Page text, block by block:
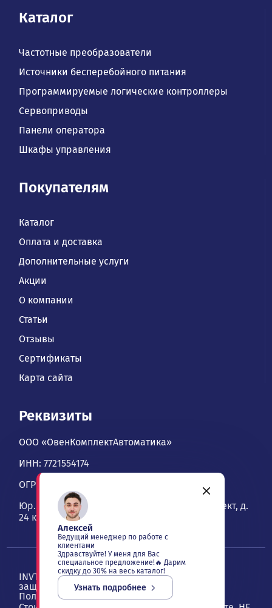
Каталог
Частотные преобразователи
Источники бесперебойного питания
Программируемые логические контроллеры
Сервоприводы
Панели оператора
Шкафы управления
Покупателям
Каталог
Оплата и доставка
Дополнительные услуги
Акции
О компании
Статьи
Отзывы
Сертификаты
Карта сайта
Реквизиты
ООО «ОвенКомплектАвтоматика»
ИНН: 7721554174
ОГРН: 1067746534900
Юр. адрес: 109428, Москва, Рязанский проспект, д.
24 к. 2, офис 1101
INVT — ОвенКомплектАвтоматика. Все права
защищены ©2026 , Москва
Политика конфиденциальности
Алексей
Ведущий менеджер по работе с
клиентами
Здравствуйте! У меня для Вас
специальное предложение!🔥 Дарим
скидку до 30% на весь каталог!
Узнать подробнее